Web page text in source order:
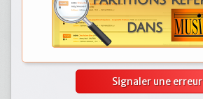
Signaler une erreur